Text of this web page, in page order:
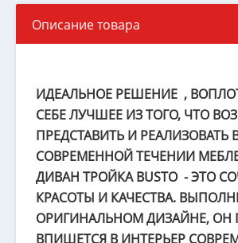
Описание товара
ИДЕАЛЬНОЕ РЕШЕНИЕ ,
СЕБЕ ЛУЧШЕЕ ИЗ ТОГО, ЧТО
ПРЕДСТАВИТЬ И РЕАЛИЗОВАТЬ
СОВРЕМЕННОЙ ТЕЧЕНИИ
ДИВАН ТРОЙКА BUSTO - ЭТО
КРАСОТЫ И КАЧЕСТВА.
ОРИГИНАЛЬНОМ ДИЗАЙНЕ, ОН
ВПИШЕТСЯ В ИНТЕРЬЕР